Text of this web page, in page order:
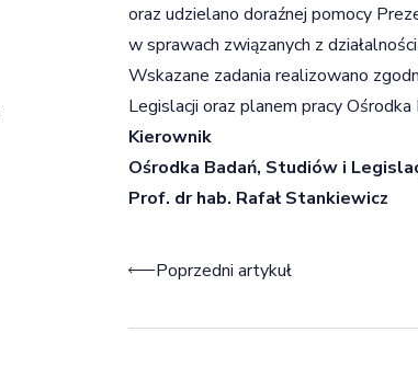
oraz udzielano doraźnej pomocy
w sprawach związanych z
Wskazane zadania realizowano
Legislacji oraz planem pracy
Kierownik
Ośrodka Badań, Studiów i
Prof. dr hab. Rafał Stankiewicz
Nawigacja wpisu
Poprzedni artykuł